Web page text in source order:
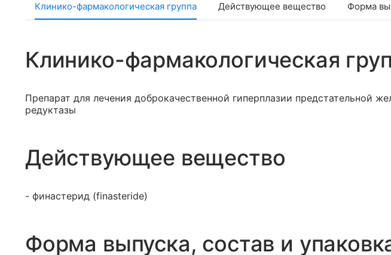
Клинико-фармакологическая группа Действующее вещество Форма
Клинико-фармакологическая
Препарат для лечения доброкачественной гиперплазии предстательной
редуктазы
Действующее вещество
- финастерид (finasteride)
Форма выпуска, состав и